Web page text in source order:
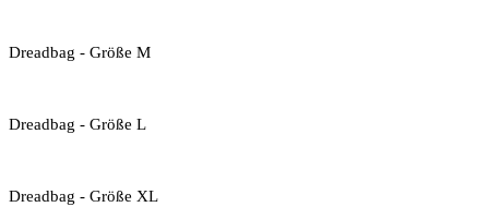
Dreadbag - Größe M
Dreadbag - Größe L
Dreadbag - Größe XL